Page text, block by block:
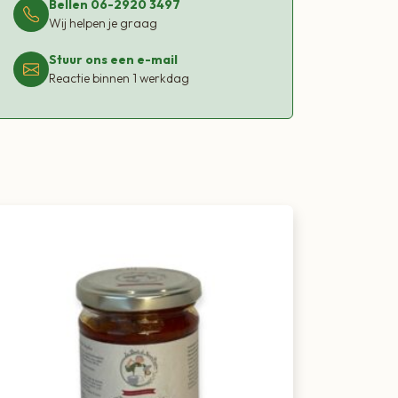
Bellen 06-2920 3497
Wij helpen je graag
Stuur ons een e-mail
Reactie binnen 1 werkdag